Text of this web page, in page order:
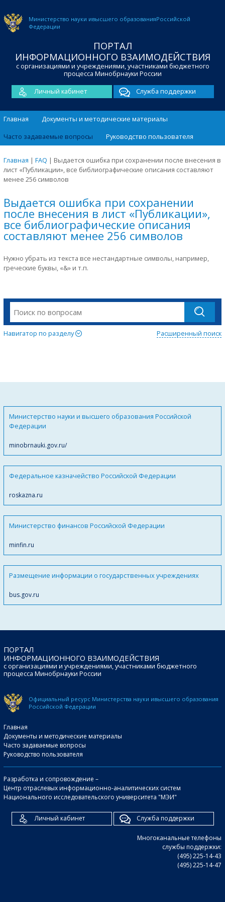
Министерство науки ивысшего образованияРоссийской
Федерации
ПОРТАЛ
ИНФОРМАЦИОННОГО ВЗАИМОДЕЙСТВИЯ
с организациями и учреждениями, участниками бюджетного
процесса Минобрнауки России
Личный кабинет
Служба поддержки
Главная
Документы и методические материалы
Часто задаваемые вопросы
Руководство пользователя
Главная | FAQ | Выдается ошибка при сохранении после внесения в
лист «Публикации», все библиографические описания составляют
менее 256 символов
Выдается ошибка при сохранении
после внесения в лист «Публикации»,
все библиографические описания
составляют менее 256 символов
Нужно убрать из текста все нестандартные символы, например,
греческие буквы, «&» и т.п.
Навигатор по разделу Расширенный поиск
Министерство науки и высшего образования Российской
Федерации
minobrnauki.gov.ru/
Федеральное казначейство Российской Федерации
roskazna.ru
Министерство финансов Российской Федерации
minfin.ru
Размещение информации о государственных учреждениях
bus.gov.ru
ПОРТАЛ
ИНФОРМАЦИОННОГО ВЗАИМОДЕЙСТВИЯ
с организациями и учреждениями, участниками бюджетного
процесса Минобрнауки России
Официальный ресурс Министерства науки ивысшего образования
Российской Федерации
Главная
Документы и методические материалы
Часто задаваемые вопросы
Руководство пользователя
Разработка и сопровождение –
Центр отраслевых информационно-аналитических систем
Национального исследовательского университета "МЭИ"
Личный кабинет Служба поддержки
Многоканальные телефоны
службы поддержки:
(495) 225-14-43
(495) 225-14-47